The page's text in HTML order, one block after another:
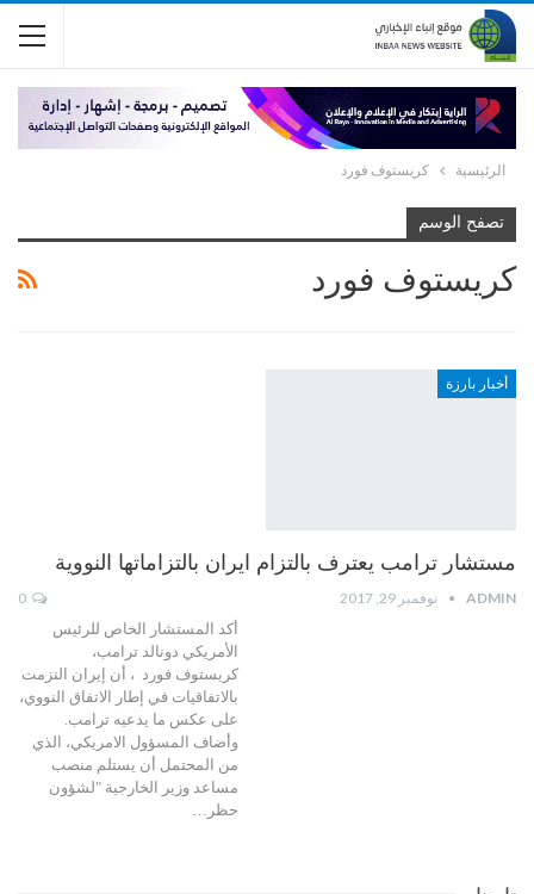
الرئيسية كريستوف فورد
تصفح الوسم
كريستوف فورد
أخبار بارزة
مستشار ترامب يعترف بالتزام ايران بالتزاماتها النووية
ADMIN نوفمبر 29, 2017
أكد المستشار الخاص للرئيس
الأمريكي دونالد ترامب،
كريستوف فورد ، أن إيران التزمت
بالاتفاقيات في إطار الاتفاق النووي،
على عكس ما يدعيه ترامب.
وأضاف المسؤول الامريكي، الذي
من المحتمل أن يستلم منصب
مساعد وزير الخارجية "لشؤون
حظر…